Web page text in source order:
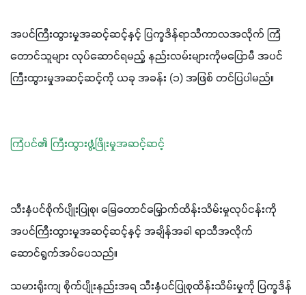
အပင်ကြီးထွားမှုအဆင့်ဆင့်နှင့် ပြက္ခဒိန်ရာသီကာလအလိုက် ကြံ
တောင်သူများ လုပ်ဆောင်ရမည့် နည်းလမ်းများကိုမပြောမီ အပင်
ကြီးထွားမှုအဆင့်ဆင့်ကို ယခု အခန်း (၁) အဖြစ် တင်ပြပါမည်။
ကြံပင်၏ ကြီးထွားဖွံ့ဖြိုးမှုအဆင့်ဆင့်
သီးနှံပင်စိုက်ပျိုးပြုစု၊ မြေတောင်မြှောက်ထိန်းသိမ်းမှုလုပ်ငန်းကို
အပင်ကြီးထွားမှုအဆင့်ဆင့်နှင့် အချိန်အခါ ရာသီအလိုက်
ဆောင်ရွက်အပ်ပေသည်။
သမားရိုးကျ စိုက်ပျိုးနည်းအရ သီးနှံပင်ပြုစုထိန်းသိမ်းမှုကို ပြက္ခဒိန်